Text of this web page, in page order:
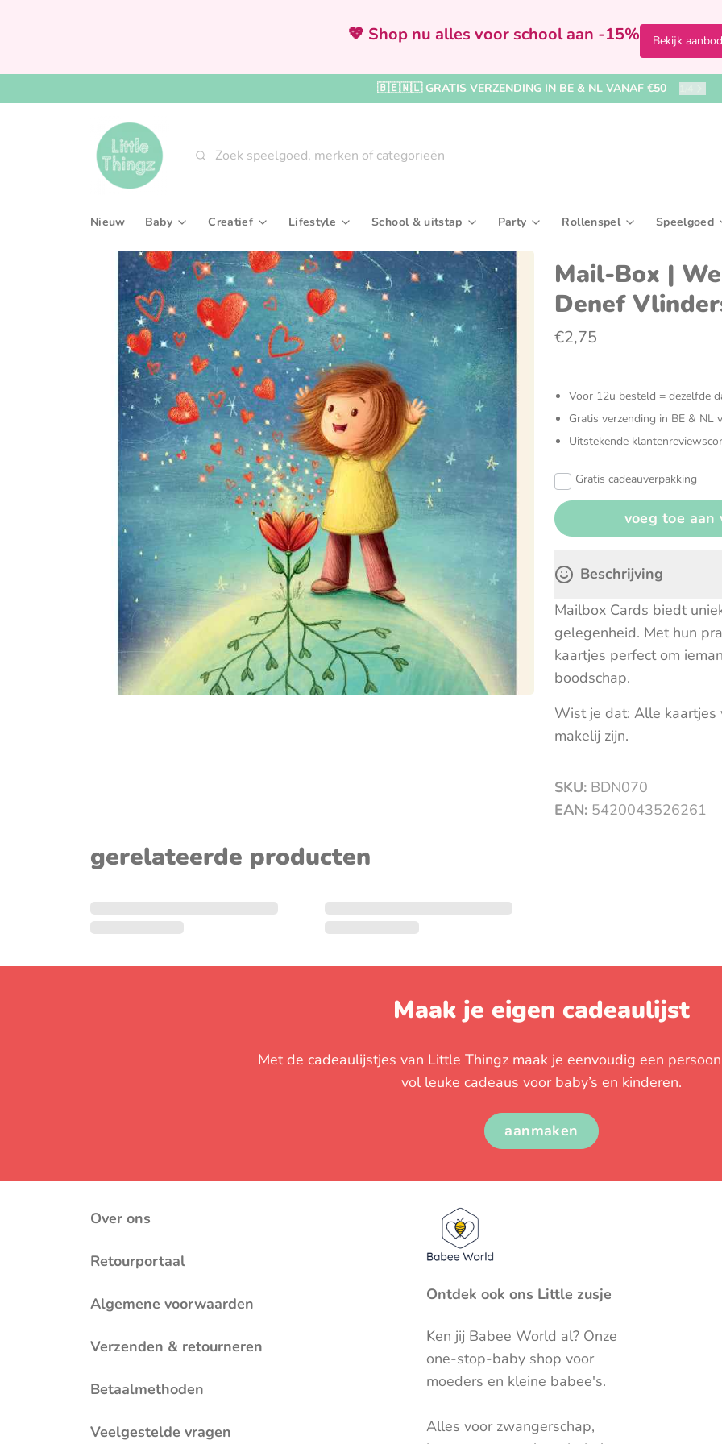
💖 Shop nu alles voor school aan -15% Bekijk aanbod
🇧🇪🇳🇱 GRATIS VERZENDING IN BE & NL VANAF €50
Zoeken
Nieuw Baby
Babygym & speeltapijten Badspeelgoed & badboekjes
Bijtringen & rammelaars Boekjes & activiteitenspeelgoed
Fopspenen & accessoires Knuffel- & fopspeendoekjes
Muziektrekker & -mobielen Verzorgingstassen
Wagenspanners
Creatief
Knutselsets Kralen, rijgen & sieraden maken
Tekenen, kleuren & schrijven Tekenborden & krijtborden
Verven
Lifestyle
Aan tafel In de badkamer
Interieur Kleding
Slaaptextiel Naar het zwembad
School & uitstap
Bekers & drinkflessen Broodtrommels &
Paraplu's & regenkleding Reis- &
Rugzakken & boekentassen
Zonneschermen & autoaccesoires
Party
Feestversiering
Kronen & hoedjes
Wegwerpservies
Rollenspel
Speelfiguren &
Verkleedkleding &
Speelgoed
Open
Mail-Box |
Denef
€2,75
Voor 12u besteld = dezelfde
Gratis verzending in BE & NL
Uitstekende
Gratis cadeauverpakking
Beschrijving
Mailbox Cards biedt
gelegenheid. Met hun
kaartjes perfect om
boodschap.
Wist je dat: Alle kaartjes
makelij zijn.
SKU: BDN070
EAN: 5420043526261
gerelateerde producten
Maak je eigen cadeaulijst
Met de cadeaulijstjes van Little Thingz maak je eenvoudig een
vol leuke cadeaus voor baby’s en kinderen.
aanmaken
Over ons
Retourportaal
Algemene voorwaarden
Verzenden & retourneren
Betaalmethoden
Veelgestelde vragen
Ontdek ook ons Little zusje
Ken jij Babee World al? Onze
one-stop-baby shop voor
moeders en kleine babee's.
Alles voor zwangerschap,